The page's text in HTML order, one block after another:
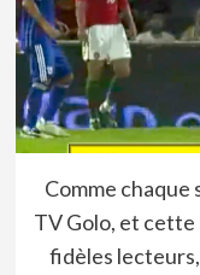
Comme chaque
TV Golo, et cette
fidèles lecteurs,